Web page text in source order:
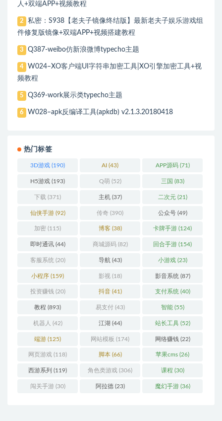
人+双端APP+视频教程
2
私密：S938【老夫子镜像终结版】最新老夫子娱乐游戏组
件修复版镜像+双端APP+视频搭建教程
3 Q387-weibo仿新浪微博typecho主题
4
W024–XO客户端UI字符串加密工具|XO引擎加密工具+视
频教程
5 Q369-work展示类typecho主题
6 W028–apk反编译工具(apkdb) v2.1.3.20180418
热门标签
3D游戏 (190) AI (43) APP源码(71)
H5游戏 (193) Q萌(52) 三国 (83)
下载 (371) 主机(37) 二次元(21)
仙侠手游(92) 传奇 (390) 公众号(49)
加密 (115) 博客(38) 卡牌手游 (124)
即时通讯(44) 商城源码(82) 回合手游 (154)
客服系统 (20) 导航(43) 小游戏(23)
小程序 (159) 影视(18) 影音系统 (87)
投资赚钱 (20) 抖音(41) 支付系统 (40)
教程 (893) 易支付(43) 智能(55)
机器人 (42) 江湖 (44) 站长工具(52)
端游 (125) 网站模板 (174) 网络赚钱(22)
网页游戏 (118) 脚本(66) 苹果cms (26)
西游系列 (119) 角色类游戏 (306) 课程 (30)
闯关手游(30) 阿拉德(23) 魔幻手游(36)